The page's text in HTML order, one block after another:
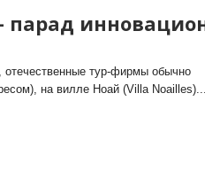
парад
тур-фирмы обычно
на вилле Ноай (Villa Noailles)...